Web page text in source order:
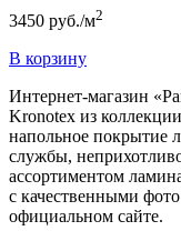
3450 руб./м2
В корзину
Интернет-магазин
Kronotex из
напольное покрытие
службы,
ассортиментом
c качественными
официальном сайте.